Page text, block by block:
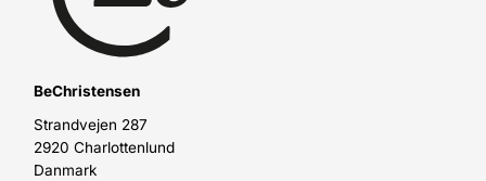
BeChristensen
Strandvejen 287
2920 Charlottenlund
Danmark